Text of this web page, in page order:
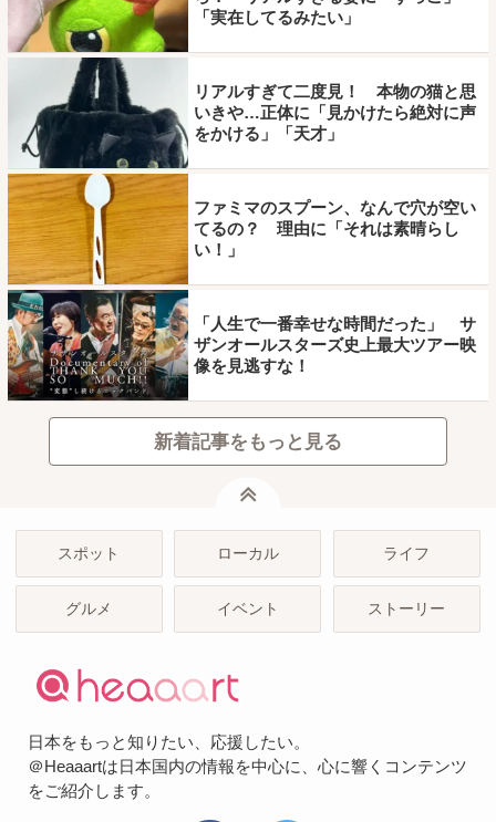
「実在してるみたい」
リアルすぎて二度見！ 本物の猫と思
いきや…正体に「見かけたら絶対に声
をかける」「天才」
ファミマのスプーン、なんで穴が空い
てるの？ 理由に「それは素晴らし
い！」
「人生で一番幸せな時間だった」 サ
ザンオールスターズ史上最大ツアー映
像を見逃すな！
新着記事をもっと見る
スポット ローカル ライフ
グルメ イベント ストーリー
日本をもっと知りたい、応援したい。
＠Heaaartは日本国内の情報を中心に、心に響くコンテンツ
をご紹介します。